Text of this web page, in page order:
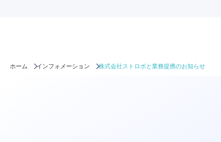
ホーム インフォメーション 株式会社ストロボと業務提携のお知らせ